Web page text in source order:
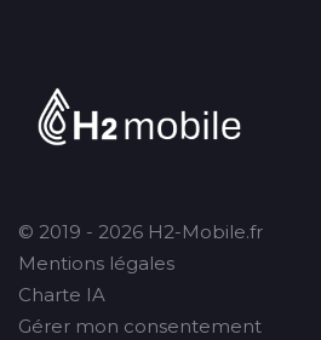
© 2019 - 2026 H2-Mobile.fr
Mentions légales
Charte IA
Gérer mon consentement